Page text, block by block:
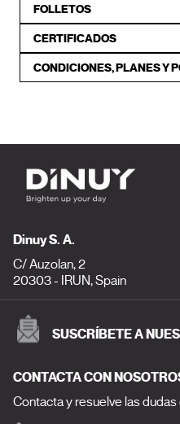
FOLLETOS
CERTIFICADOS
CONDICIONES, PLANES Y
Dinuy S. A.
C/ Auzolan, 2
20303 - IRUN, Spain
SUSCRÍBETE A
CONTACTA CON
Contacta y resuelve las